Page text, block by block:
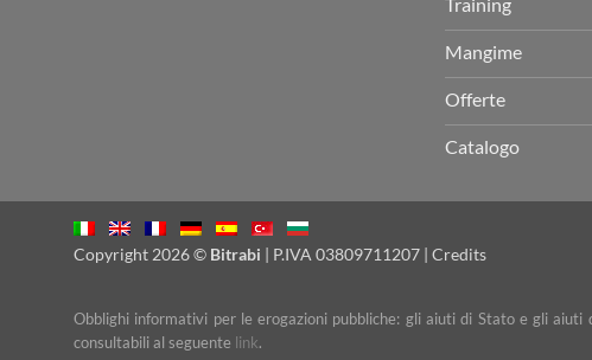
Mangime
Offerte
Catalogo
Copyright 2026 © Bitrabi | P.IVA 03809711207 | Credits
Obblighi informativi per le erogazioni pubbliche: gli aiuti di Stato e gli
consultabili al seguente link.